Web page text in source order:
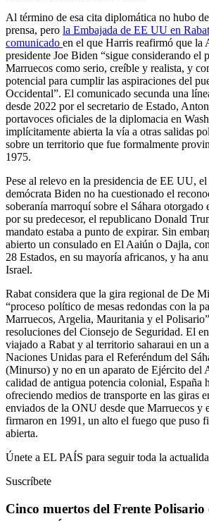
Al término de esa cita diplomática no hubo
prensa, pero la Embajada de EE UU en
comunicado en el que Harris reafirmó que la
presidente Joe Biden “sigue considerando el
Marruecos como serio, creíble y realista, y
potencial para cumplir las aspiraciones del
Occidental”. El comunicado secunda una
desde 2022 por el secretario de Estado,
portavoces oficiales de la diplomacia en
implícitamente abierta la vía a otras salidas
sobre un territorio que fue formalmente
1975.
Pese al relevo en la presidencia de EE UU,
demócrata Biden no ha cuestionado el
soberanía marroquí sobre el Sáhara otorgado
por su predecesor, el republicano Donald
mandato estaba a punto de expirar. Sin
abierto un consulado en El Aaiún o Dajla,
28 Estados, en su mayoría africanos, y ha
Israel.
Rabat considera que la gira regional de De
“proceso político de mesas redondas con la
Marruecos, Argelia, Mauritania y el
resoluciones del Cionsejo de Seguridad. El
viajado a Rabat y al territorio saharaui en un
Naciones Unidas para el Referéndum del
(Minurso) y no en un aparato de Ejército del
calidad de antigua potencia colonial, España
ofreciendo medios de transporte en las giras
enviados de la ONU desde que Marruecos y
firmaron en 1991, un alto el fuego que puso
abierta.
Únete a EL PAÍS para seguir toda la
Suscríbete
Cinco muertos del Frente Polisario